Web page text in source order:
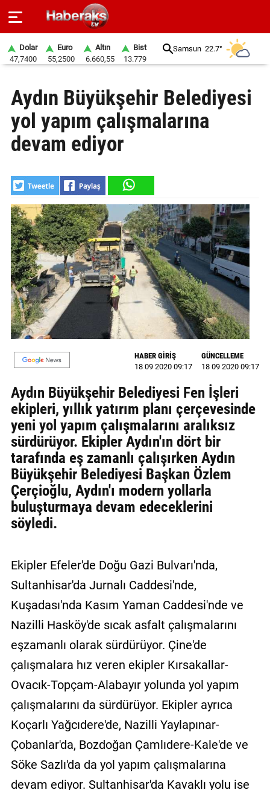
SPOR
YAŞAM
BELEDİYELER
SAĞLIK
SİYASET
EĞİTİM
GALERİ
VİDEO
YAZARLAR
BİZE
Künye
İletişim
Gizlilik
Sözleşmesi
Kullanıcı
Sözleşmesi
Dolar
47,7400
Euro
55,2500
Altın
6.660,55
Bist
13.779
Samsun 22.7°
Aydın Büyükşehir Belediyesi
yol yapım çalışmalarına
devam ediyor
HABER GİRİŞ
18 09 2020 09:17
GÜNCELLEME
18 09 2020 09:17
Aydın Büyükşehir Belediyesi Fen İşleri
ekipleri, yıllık yatırım planı çerçevesinde
yeni yol yapım çalışmalarını aralıksız
sürdürüyor. Ekipler Aydın'ın dört bir
tarafında eş zamanlı çalışırken Aydın
Büyükşehir Belediyesi Başkan Özlem
Çerçioğlu, Aydın'ı modern yollarla
buluşturmaya devam edeceklerini
söyledi.
Ekipler Efeler'de Doğu Gazi Bulvarı'nda,
Sultanhisar'da Jurnalı Caddesi'nde,
Kuşadası'nda Kasım Yaman Caddesi'nde ve
Nazilli Hasköy'de sıcak asfalt çalışmalarını
eşzamanlı olarak sürdürüyor. Çine'de
çalışmalara hız veren ekipler Kırsakallar-
Ovacık-Topçam-Alabayır yolunda yol yapım
çalışmalarını da sürdürüyor. Ekipler ayrıca
Koçarlı Yağcıdere'de, Nazilli Yaylapınar-
Çobanlar'da, Bozdoğan Çamlıdere-Kale'de ve
Söke Sazlı'da da yol yapım çalışmalarına
devam ediyor. Sultanhisar'da Kavaklı yolu ise